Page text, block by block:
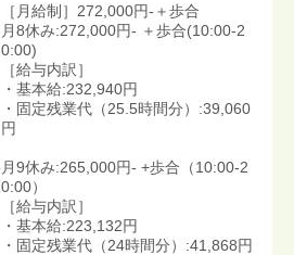
［月給制］272,000円-＋歩合
月8休み:272,000円- ＋歩合(10:00-2
0:00)
［給与内訳］
・基本給:232,940円
・固定残業代（25.5時間分）:39,060
円
月9休み:265,000円- +歩合（10:00-2
0:00）
［給与内訳］
・基本給:223,132円
・固定残業代（24時間分）:41,868円